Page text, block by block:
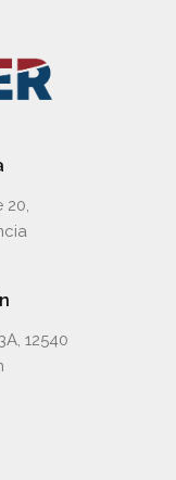
20,
12540